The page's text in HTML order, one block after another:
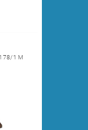
178/1 M